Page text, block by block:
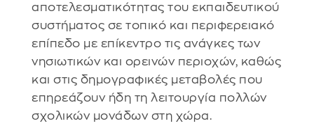
αποτελεσματικότητας του εκπαιδευτικού
συστήματος σε τοπικό και περιφερειακό
επίπεδο με επίκεντρο τις ανάγκες των
νησιωτικών και ορεινών περιοχών, καθώς
και στις δημογραφικές μεταβολές που
επηρεάζουν ήδη τη λειτουργία πολλών
σχολικών μονάδων στη χώρα.